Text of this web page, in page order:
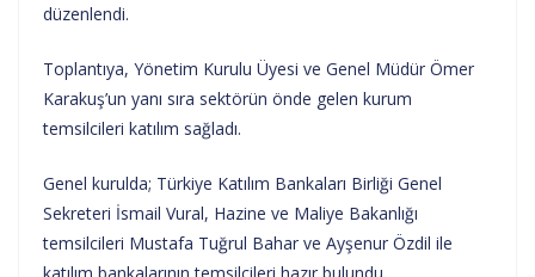
düzenlendi.
Toplantıya, Yönetim Kurulu Üyesi ve Genel Müdür Ömer
Karakuş’un yanı sıra sektörün önde gelen kurum
temsilcileri katılım sağladı.
Genel kurulda; Türkiye Katılım Bankaları Birliği Genel
Sekreteri İsmail Vural, Hazine ve Maliye Bakanlığı
temsilcileri Mustafa Tuğrul Bahar ve Ayşenur Özdil ile
katılım bankalarının temsilcileri hazır bulundu.